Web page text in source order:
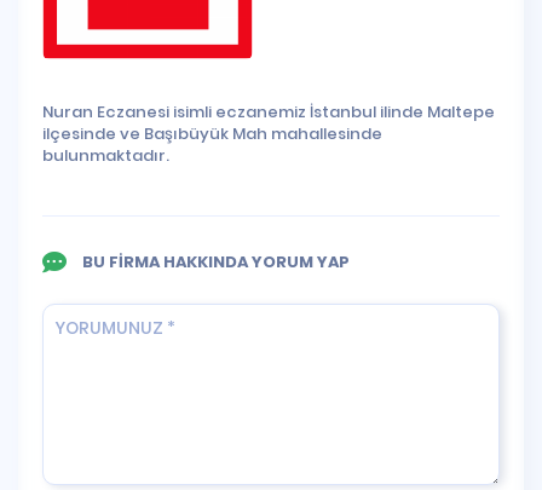
Nuran Eczanesi isimli eczanemiz İstanbul ilinde Maltepe
ilçesinde ve Başıbüyük Mah mahallesinde
bulunmaktadır.
BU FİRMA HAKKINDA YORUM YAP